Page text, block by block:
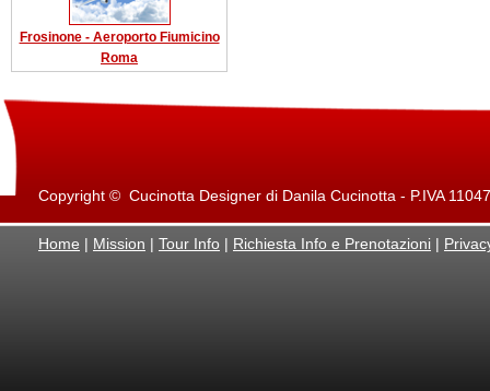
Frosinone - Aeroporto Fiumicino
Roma
Copyright © Cucinotta Designer di Danila Cucinotta - P.IVA
Home | Mission | Tour Info | Richiesta Info e Prenotazioni |